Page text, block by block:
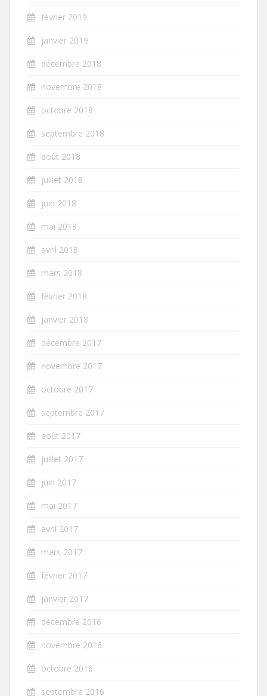
février 2019
janvier 2019
décembre 2018
novembre 2018
octobre 2018
septembre 2018
août 2018
juillet 2018
juin 2018
mai 2018
avril 2018
mars 2018
février 2018
janvier 2018
décembre 2017
novembre 2017
octobre 2017
septembre 2017
août 2017
juillet 2017
juin 2017
mai 2017
avril 2017
mars 2017
février 2017
janvier 2017
décembre 2016
novembre 2016
octobre 2016
septembre 2016